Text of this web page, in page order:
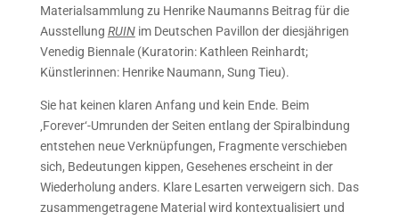
Materialsammlung zu Henrike Naumanns Beitrag für die
Ausstellung RUINim Deutschen Pavillon der diesjährigen
Venedig Biennale (Kuratorin: Kathleen Reinhardt;
Künstlerinnen: Henrike Naumann, Sung Tieu).
Sie hat keinen klaren Anfang und kein Ende. Beim
‚Forever‘-Umrunden der Seiten entlang der Spiralbindung
entstehen neue Verknüpfungen, Fragmente verschieben
sich, Bedeutungen kippen, Gesehenes erscheint in der
Wiederholung anders. Klare Lesarten verweigern sich. Das
zusammengetragene Material wird kontextualisiert und